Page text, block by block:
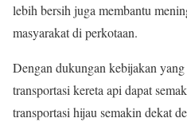
lebih bersih juga membantu
masyarakat di perkotaan.
Dengan dukungan kebijakan
transportasi kereta api dapat
transportasi hijau semakin dekat